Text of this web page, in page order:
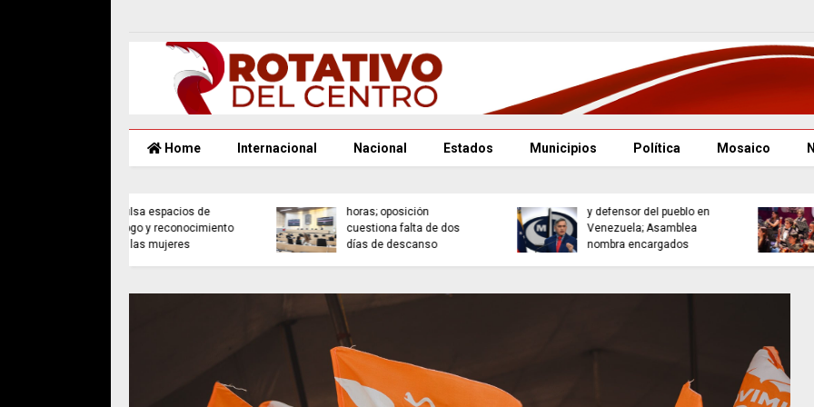
Home Internacional Nacional Estados Municipios Política Mosaico
horas; oposición
cuestiona falta de dos
días de descanso
y defensor del pueblo en
Venezuela; Asamblea
nombra encargados
con la Orquesta
Filarmónica
Angelopolitana